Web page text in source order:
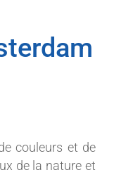
couleurs et de
de la nature et